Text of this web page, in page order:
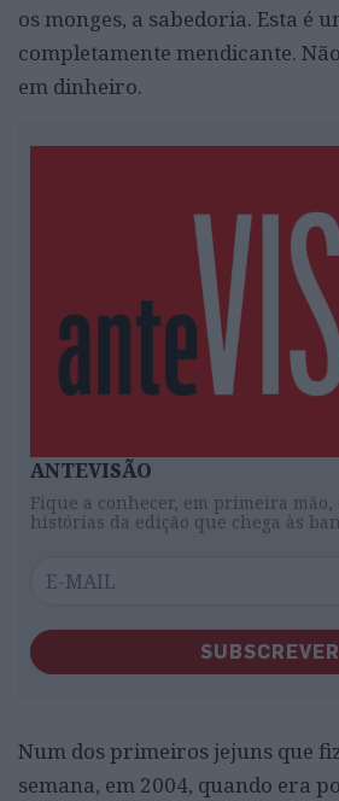
os monges, a sabedoria. Esta é
completamente mendicante.
em dinheiro.
ANTEVISÃO
Fique a conhecer, em primeira
histórias da edição que chega às
SUBSCREVER
Num dos primeiros jejuns que
semana, em 2004, quando era